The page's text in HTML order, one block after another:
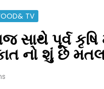
TV
સાથે પૂર્વ કૃષિ
નો શું છે